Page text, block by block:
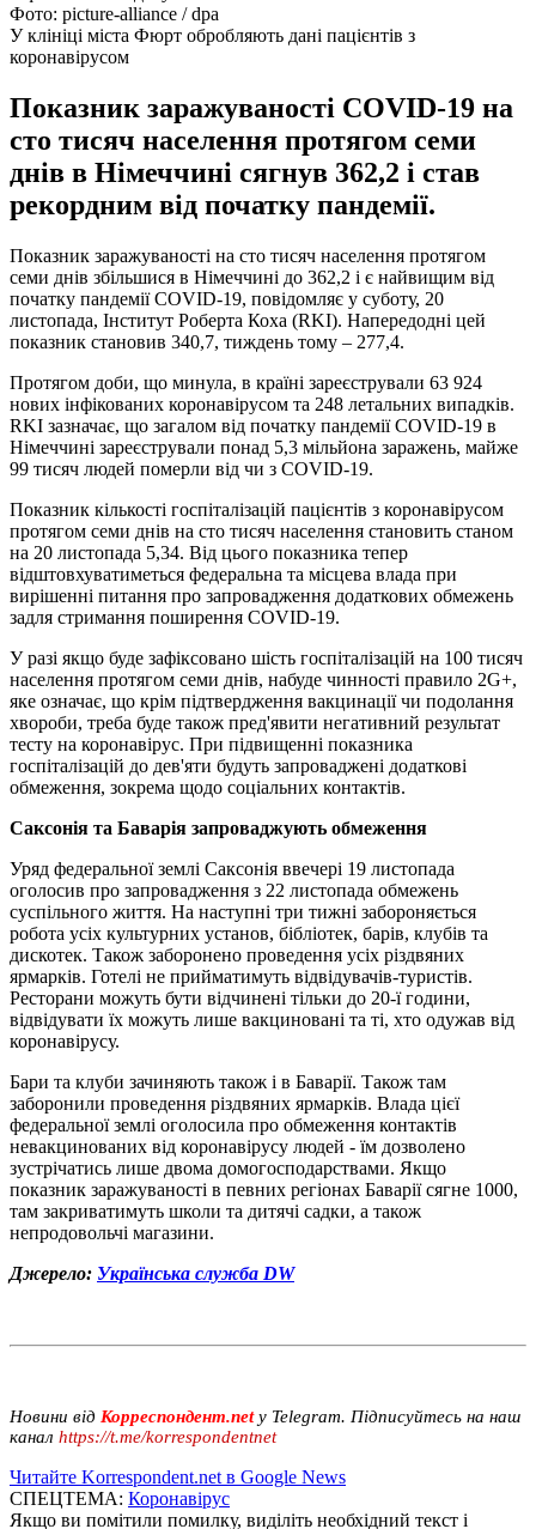
Фото: picture-alliance / dpa
У клініці міста Фюрт обробляють дані пацієнтів з
коронавірусом
Показник заражуваності COVID-19 на
сто тисяч населення протягом семи
днів в Німеччині сягнув 362,2 і став
рекордним від початку пандемії.
Показник заражуваності на сто тисяч населення протягом
семи днів збільшися в Німеччині до 362,2 і є найвищим від
початку пандемії COVID-19, повідомляє у суботу, 20
листопада, Інститут Роберта Коха (RKI). Напередодні цей
показник становив 340,7, тиждень тому – 277,4.
Протягом доби, що минула, в країні зареєстрували 63 924
нових інфікованих коронавірусом та 248 летальних випадків.
RKI зазначає, що загалом від початку пандемії COVID-19 в
Німеччині зареєстрували понад 5,3 мільйона заражень, майже
99 тисяч людей померли від чи з COVID-19.
Показник кількості госпіталізацій пацієнтів з коронавірусом
протягом семи днів на сто тисяч населення становить станом
на 20 листопада 5,34. Від цього показника тепер
відштовхуватиметься федеральна та місцева влада при
вирішенні питання про запровадження додаткових обмежень
задля стримання поширення COVID-19.
У разі якщо буде зафіксовано шість госпіталізацій на 100 тисяч
населення протягом семи днів, набуде чинності правило 2G+,
яке означає, що крім підтвердження вакцинації чи подолання
хвороби, треба буде також пред'явити негативний результат
тесту на коронавірус. При підвищенні показника
госпіталізацій до дев'яти будуть запроваджені додаткові
обмеження, зокрема щодо соціальних контактів.
Саксонія та Баварія запроваджують обмеження
Уряд федеральної землі Саксонія ввечері 19 листопада
оголосив про запровадження з 22 листопада обмежень
суспільного життя. На наступні три тижні забороняється
робота усіх культурних установ, бібліотек, барів, клубів та
дискотек. Також заборонено проведення усіх різдвяних
ярмарків. Готелі не прийматимуть відвідувачів-туристів.
Ресторани можуть бути відчинені тільки до 20-ї години,
відвідувати їх можуть лише вакциновані та ті, хто одужав від
коронавірусу.
Бари та клуби зачиняють також і в Баварії. Також там
заборонили проведення різдвяних ярмарків. Влада цієї
федеральної землі оголосила про обмеження контактів
невакцинованих від коронавірусу людей - їм дозволено
зустрічатись лише двома домогосподарствами. Якщо
показник заражуваності в певних регіонах Баварії сягне 1000,
там закриватимуть школи та дитячі садки, а також
непродовольчі магазини.
Джерело: Українська служба DW
Новини від Корреспондент.netу Telegram. Підписуйтесь на наш
канал https://t.me/korrespondentnet
Читайте Korrespondent.net в Google News
СПЕЦТЕМА: Коронавірус
Якщо ви помітили помилку, виділіть необхідний текст і